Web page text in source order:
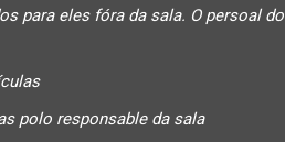
para eles fóra da sala. O persoal do
polo responsable da sala